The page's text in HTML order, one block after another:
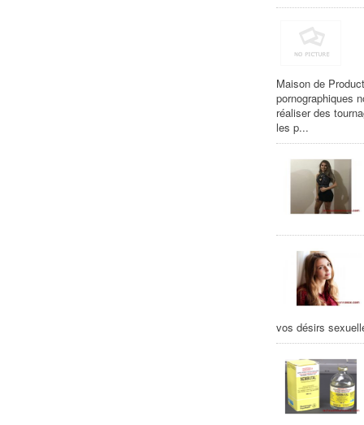
Maison de
pornographiques
réaliser des
les p...
vos désirs